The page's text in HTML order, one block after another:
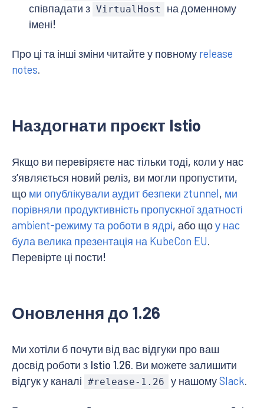
співпадати з VirtualHost
на доменному
імені!
Про ці та інші зміни читайте у повному release
notes.
Наздогнати проєкт Istio
Якщо ви перевіряєте нас тільки тоді, коли у нас
зʼявляється новий реліз, ви могли пропустити,
що ми опублікували аудит безпеки ztunnel, ми
порівняли продуктивність пропускної здатності
ambient-режиму та роботи в ядрі, або щоу нас
була велика презентація на KubeCon EU.
Перевірте ці пости!
Оновлення до 1.26
Ми хотіли б почути від вас відгуки про ваш
досвід роботи з Istio 1.26. Ви можете залишити
відгук у каналі #release-1.26 у нашомуSlack.